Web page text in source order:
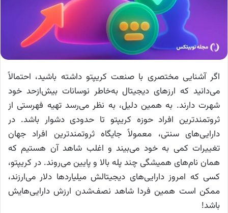
اگر آشنایی مختصری با صنعت کریپتو داشته باشید، احتمالاً
می‌دانید که ارزهای دیجیتال به‌خاطر نوسانات بیش‌ازحد خود
شهرت دارند. به همین دلیل، به نظر می‌رسد تهیه فهرستی از
ثروتمندترین افراد حوزه کریپتو تا حدودی دشوار باشد. در
دارایی‌های سنتی، معمولاً جایگاه ثروتمندترین افراد جهان
تغییرات کمی به خود می‌بیند و اغلب شاهد آن هستیم که
همان نام‌های همیشگی چند پله بالا و پایین می‌روند. در کریپتو،
کسی که امروز دارایی‌های دیجیتالش میلیاردها دلار می‌ارزند،
ممکن است همین فردا شاهد نصف‌شدن ارزش دارایی‌هایش
باشد!